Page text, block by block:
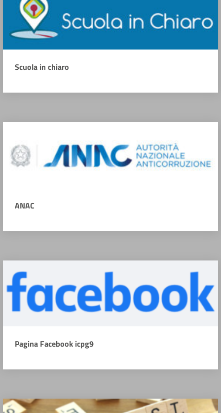
Scuola in chiaro
ANAC
Pagina Facebook icpg9